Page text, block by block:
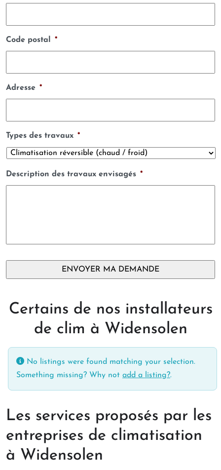
Code postal *
Adresse *
Types des travaux *
Description des travaux envisagés *
Certains de nos installateurs
de clim à Widensolen
No listings were found matching your selection.
Something missing? Why not add a listing?.
Les services proposés par les
entreprises de climatisation
à Widensolen